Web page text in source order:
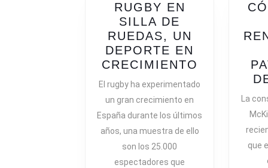
RUGBY EN
SILLA DE
RUEDAS, UN
DEPORTE EN
CRECIMIENTO
RUEDAS,
UN
DEPORTE
El rugby ha experimentado
un gran crecimiento en
España durante los últimos
años, una muestra de ello
son los 25.000
espectadores que
La
que